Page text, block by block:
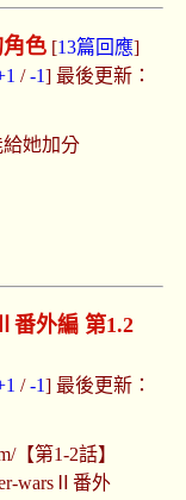
色[13篇回應]
/-1] 最後更新：
她加分
番外編 第1.2
/-1] 最後更新：
【第1-2話】
warsⅡ番外